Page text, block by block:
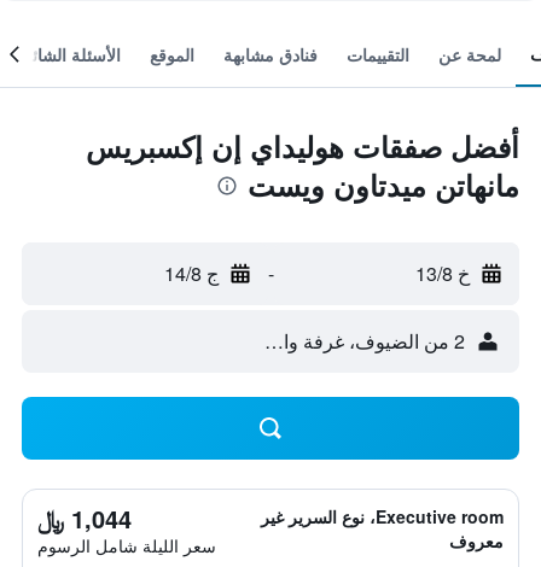
لمحة عن التقييمات فنادق مشابهة الموقع الأسئلة الشائعة
أفضل صفقات هوليداي إن إكسبريس
مانهاتن ميدتاون ويست
خ 13/8 - ج 14/8
2 من الضيوف، غرفة واحدة
Executive room، نوع السرير غير
معروف
1,044 ﷼
سعر الليلة شامل الرسوم